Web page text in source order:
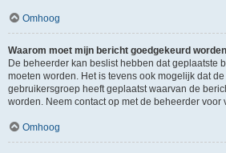
Omhoog
Waarom moet mijn bericht goedgekeurd
De beheerder kan beslist hebben dat geplaatste
moeten worden. Het is tevens ook mogelijk dat
gebruikersgroep heeft geplaatst waarvan de
worden. Neem contact op met de beheerder voor
Omhoog